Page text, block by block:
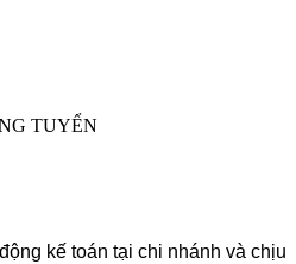
TUYỂN
kế toán tại chi nhánh và chịu